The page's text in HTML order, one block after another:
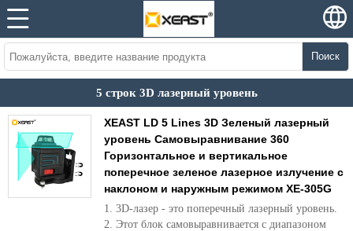
Поиск
5 строк 3D лазерный уровень
XEAST LD 5 Lines 3D Зеленый лазерный
уровень Самовыравнивание 360
Горизонтальное и вертикальное
поперечное зеленое лазерное излучение с
наклоном и наружным режимом XE-305G
1. 3D-лазер - это поперечный лазерный уровень.
2. Этот блок самовыравнивается с диапазоном